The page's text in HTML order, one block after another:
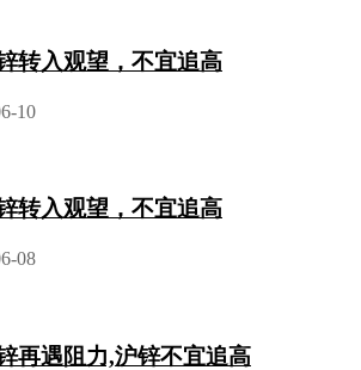
转入观望，不宜追高
10
转入观望，不宜追高
08
再遇阻力,沪锌不宜追高